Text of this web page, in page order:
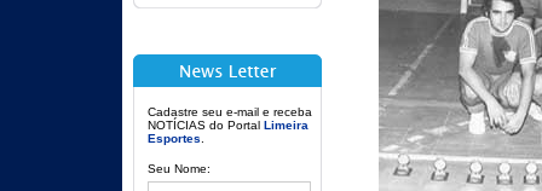
Cadastre seu e-mail e receba
NOTÍCIAS do Portal Limeira
Esportes
Seu Nome: